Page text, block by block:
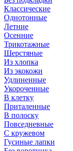
Классические
Однотонные
Летние
Осенние
Трикотажные
Шерстяные
Из хлопка
Из экокожи
Удлиненные
Укороченные
В клетку
Приталенные
В полоску
Повседневные
С кружевом
Гусиные лапки